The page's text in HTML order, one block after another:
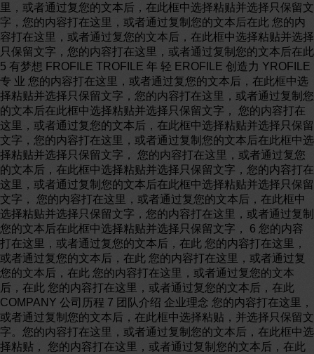
里，或者通过复您的文本后，在此框中选择粘贴并选择只保留文
字，您的内容打在这里，或者通过复制您的文本后在此 您的内
容打在这里，或者通过复您的文本后，在此框中选择粘贴并选择
只保留文字，您的内容打在这里，或者通过复制您的文本后在此
5 有梦想 FROFILE TROFILE 年 轻 EROFILE 创造力 YROFILE
专 业 您的内容打在这里，或者通过复您的文本后，在此框中选
择粘贴并选择只保留文字，您的内容打在这里，或者通过复制您
的文本后在此框中选择粘贴并选择只保留文字， 您的内容打在
这里，或者通过复您的文本后，在此框中选择粘贴并选择只保留
文字，您的内容打在这里，或者通过复制您的文本后在此框中选
择粘贴并选择只保留文字， 您的内容打在这里，或者通过复您
的文本后，在此框中选择粘贴并选择只保留文字，您的内容打在
这里，或者通过复制您的文本后在此框中选择粘贴并选择只保留
文字， 您的内容打在这里，或者通过复您的文本后，在此框中
选择粘贴并选择只保留文字，您的内容打在这里，或者通过复制
您的文本后在此框中选择粘贴并选择只保留文字， 6 您的内容
打在这里，或者通过复您的文本后，在此 您的内容打在这里，
或者通过复您的文本后，在此 您的内容打在这里，或者通过复
您的文本后，在此 您的内容打在这里，或者通过复您的文本
后，在此 您的内容打在这里，或者通过复您的文本后，在此
COMPANY 公司历程 7 团队介绍 企业理念 您的内容打在这里，
或者通过复制您的文本后，在此框中选择粘贴，并选择只保留文
字。您的内容打在这里，或者通过复制您的文本后，在此框中选
择粘贴， 您的内容打在这里，或者通过复制您的文本后，在此